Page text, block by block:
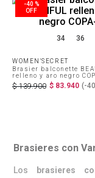
-40 %
34 36
WOMEN'SECRET
Brasier balconette
relleno y aro negro
$ 139.900 $ 83.940 (-
Brasieres con
Los brasieres